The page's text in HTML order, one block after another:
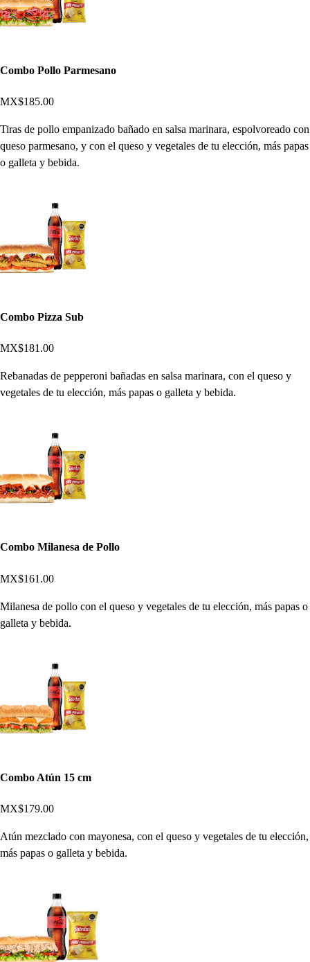
Combo Pollo Parmesano
MX$185.00
Tiras de pollo empanizado bañado en salsa marinara, espolvoreado con
queso parmesano, y con el queso y vegetales de tu elección, más papas
o galleta y bebida.
Combo Pizza Sub
MX$181.00
Rebanadas de pepperoni bañadas en salsa marinara, con el queso y
vegetales de tu elección, más papas o galleta y bebida.
Combo Milanesa de Pollo
MX$161.00
Milanesa de pollo con el queso y vegetales de tu elección, más papas o
galleta y bebida.
Combo Atún 15 cm
MX$179.00
Atún mezclado con mayonesa, con el queso y vegetales de tu elección,
más papas o galleta y bebida.